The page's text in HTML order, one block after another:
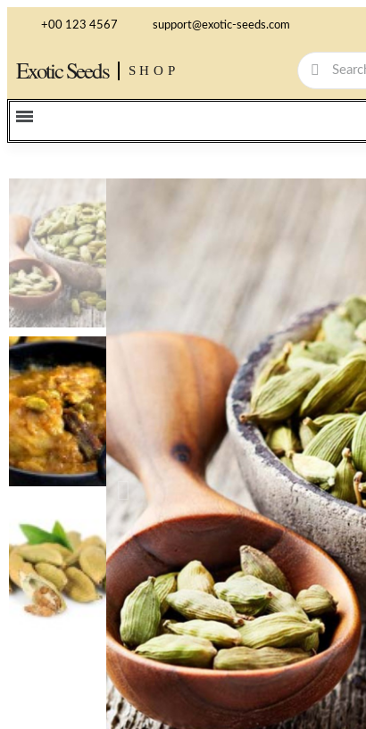
+00 123 4567 support@exotic-seeds.com
Exotic Seeds SHOP